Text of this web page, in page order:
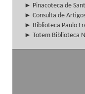
► Pinacoteca de
► Consulta de
► Biblioteca Paulo
► Totem Biblioteca